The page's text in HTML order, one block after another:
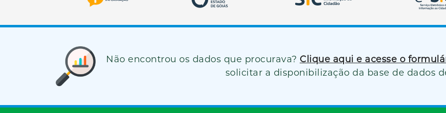
Não encontrou os dados que procurava? Clique aqui e acesse o
solicitar a disponibilização da base de dados